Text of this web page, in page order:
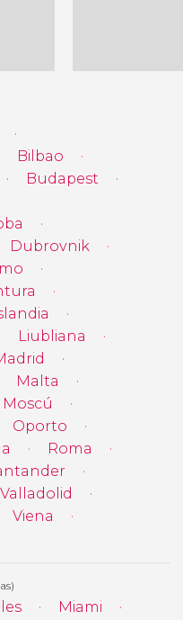
Bilbao
Budapest
Dubrovnik
Liubliana
Malta
Moscú
Oporto
Roma
Valladolid
Viena
Miami